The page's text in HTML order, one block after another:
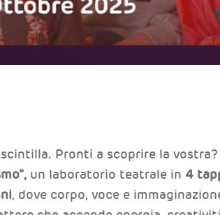
Pronti a scoprire la vostra?
un laboratorio teatrale in 4
, dove corpo, voce e